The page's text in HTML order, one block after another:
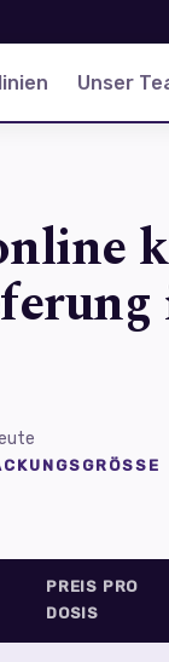
Unser
PREIS PRO
DOSIS